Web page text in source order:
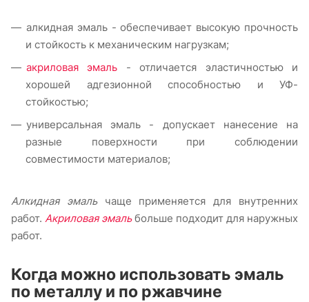
алкидная эмаль - обеспечивает высокую прочность
и стойкость к механическим нагрузкам;
акриловая эмаль - отличается эластичностью и
хорошей адгезионной способностью и УФ-
стойкостью;
универсальная эмаль - допускает нанесение на
разные поверхности при соблюдении
совместимости материалов;
Алкидная эмальчаще применяется для внутренних
работ. Акриловая эмаль больше подходит для наружных
работ.
Когда можно использовать эмаль
по металлу и по ржавчине